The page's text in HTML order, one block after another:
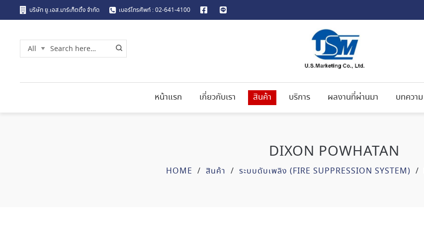
บริษัท ยู.เอส.มาร์เก็ตติ้ง จำกัด เบอร์โทรศัพท์ : 02-641-4100
หน้าแรก เกี่ยวกับเรา สินค้า บริการ ผลงานที่ผ่านมา บทความ
DIXON POWHATAN
HOME / สินค้า / ระบบดับเพลิง (FIRE SUPPRESSION SYSTEM) /